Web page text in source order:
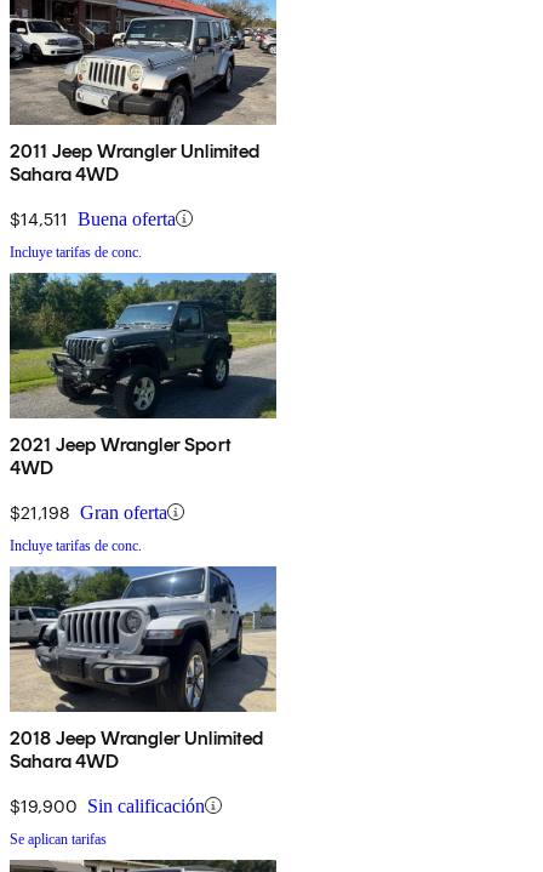
2011 Jeep Wrangler Unlimited
Sahara 4WD
$14,511 Buena oferta
Incluye tarifas de conc.
2021 Jeep Wrangler Sport
4WD
$21,198 Gran oferta
Incluye tarifas de conc.
2018 Jeep Wrangler Unlimited
Sahara 4WD
$19,900 Sin calificación
Se aplican tarifas